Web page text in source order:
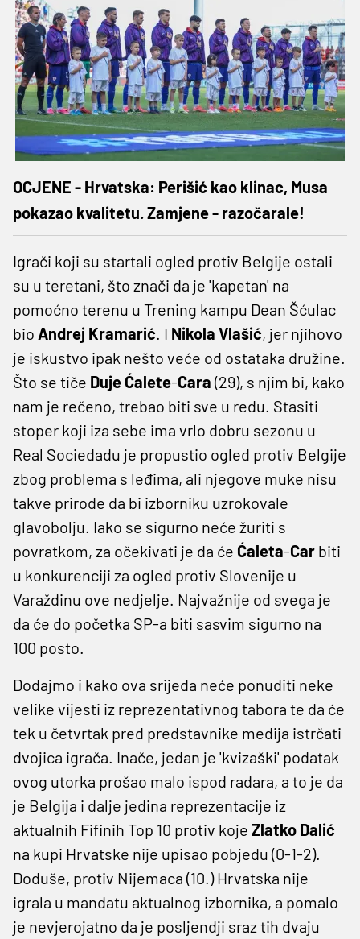
OCJENE - Hrvatska: Perišić kao klinac, Musa
pokazao kvalitetu. Zamjene - razočarale!
Igrači koji su startali ogled protiv Belgije ostali
su u teretani, što znači da je 'kapetan' na
pomoćno terenu u Trening kampu Dean Šćulac
bio Andrej Kramarić. I Nikola Vlašić, jer njihovo
je iskustvo ipak nešto veće od ostataka družine.
Što se tiče Duje Ćalete-Cara (29), s njim bi, kako
nam je rečeno, trebao biti sve u redu. Stasiti
stoper koji iza sebe ima vrlo dobru sezonu u
Real Sociedadu je propustio ogled protiv Belgije
zbog problema s leđima, ali njegove muke nisu
takve prirode da bi izborniku uzrokovale
glavobolju. Iako se sigurno neće žuriti s
povratkom, za očekivati je da će Ćaleta-Car biti
u konkurenciji za ogled protiv Slovenije u
Varaždinu ove nedjelje. Najvažnije od svega je
da će do početka SP-a biti sasvim sigurno na
100 posto.
Dodajmo i kako ova srijeda neće ponuditi neke
velike vijesti iz reprezentativnog tabora te da će
tek u četvrtak pred predstavnike medija istrčati
dvojica igrača. Inače, jedan je 'kvizaški' podatak
ovog utorka prošao malo ispod radara, a to je da
je Belgija i dalje jedina reprezentacije iz
aktualnih Fifinih Top 10 protiv koje Zlatko Dalić
na kupi Hrvatske nije upisao pobjedu (0-1-2).
Doduše, protiv Nijemaca (10.) Hrvatska nije
igrala u mandatu aktualnog izbornika, a pomalo
je nevjerojatno da je posljendji sraz tih dvaju